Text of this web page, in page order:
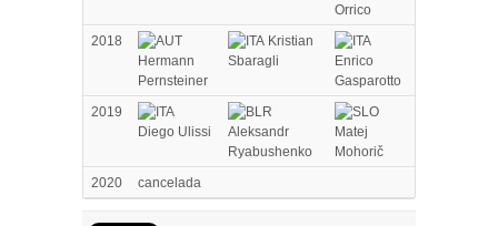
Orrico
2018
Hermann
Pernsteiner
Kristian
Sbaragli
Enrico
Gasparotto
2019
Diego Ulissi
Aleksandr
Ryabushenko
Matej
Mohorič
2020
cancelada